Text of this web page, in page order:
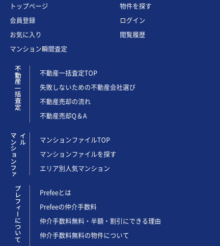
トップページ
物件を探す
会員登録
ログイン
お気に入り
閲覧履歴
マンション瞬間査定
不動産一括査定
不動産一括査定TOP
失敗しないための不動産会社選び
不動産売却の流れ
不動産売却Q＆A
マ
ン
シ
ョ
ン
フ
ァ
イ ル
マンションファイルTOP
マンションファイルを探す
エリア別人気マンション
プレフィーについて
Prefeeとは
Prefeeの仲介手数料
仲介手数料無料・半額・割引にできる理由
仲介手数料無料の物件について